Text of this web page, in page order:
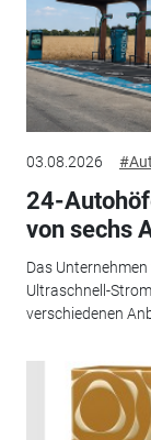
03.08.2026
24-
von sechs
Das
Ultraschnell-
verschiedenen